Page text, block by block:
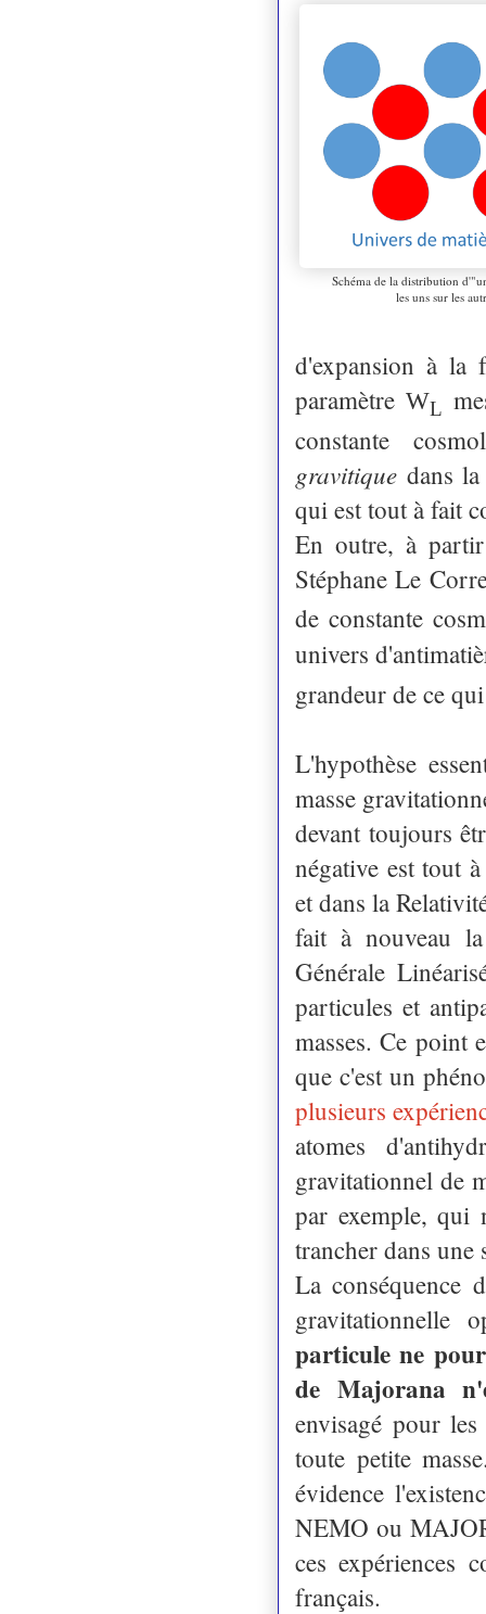
Schéma de la distribution
les uns sur les
d'expansion à la
paramètre WL
constante
gravitique dans
qui est tout à fait
En outre, à partir
Stéphane Le
de constante
univers
grandeur de ce
L'hypothèse
masse
devant toujours
négative est tout
et dans la
fait à nouveau la
Générale
particules et
masses. Ce point
que c'est un
plusieurs
atomes
gravitationnel de
par exemple, qui
trancher dans une
La conséquence
gravitationnelle
particule ne
de Majorana
envisagé pour
toute petite
évidence
NEMO ou
ces expériences
français.